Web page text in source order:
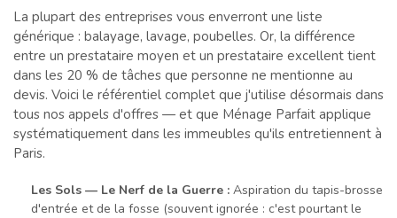
La plupart des entreprises vous enverront une liste
générique : balayage, lavage, poubelles. Or, la différence
entre un prestataire moyen et un prestataire excellent tient
dans les 20 % de tâches que personne ne mentionne au
devis. Voici le référentiel complet que j'utilise désormais dans
tous nos appels d'offres — et que Ménage Parfait applique
systématiquement dans les immeubles qu'ils entretiennent à
Paris.
Les Sols — Le Nerf de la Guerre : Aspiration du tapis-brosse
d'entrée et de la fosse (souvent ignorée : c'est pourtant le